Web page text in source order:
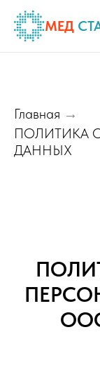
МЕД
Главная →
ПОЛИТИКА
ДАННЫХ